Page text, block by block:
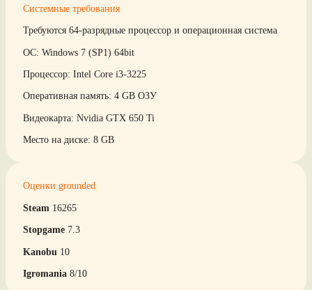
Системные требования
Требуются 64-разрядные процессор и операционная система
ОС: Windows 7 (SP1) 64bit
Процессор: Intel Core i3-3225
Оперативная память: 4 GB ОЗУ
Видеокарта: Nvidia GTX 650 Ti
Место на диске: 8 GB
Оценки grounded
Steam 16265
Stopgame 7.3
Kanobu 10
Igromania 8/10